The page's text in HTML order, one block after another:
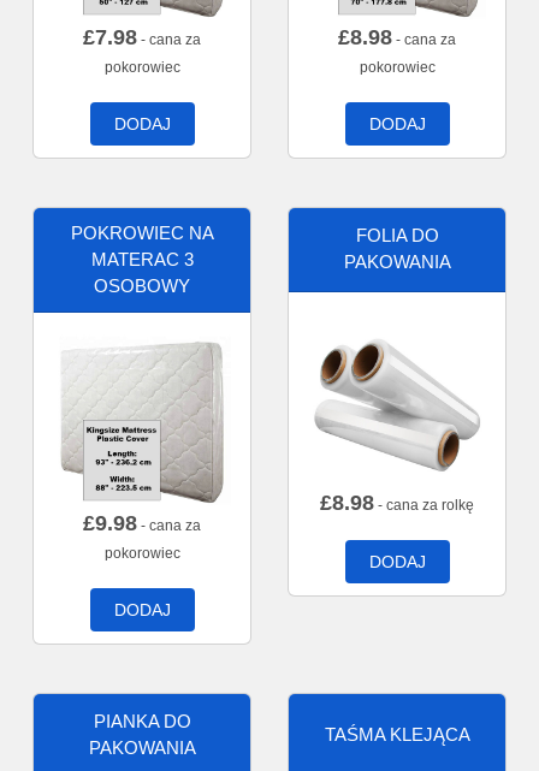
£7.98 - cana za
pokorowiec
DODAJ
£8.98 - cana za
pokorowiec
DODAJ
POKROWIEC NA
MATERAC 3
OSOBOWY
£9.98 - cana za
pokorowiec
DODAJ
FOLIA DO
PAKOWANIA
£8.98 - cana za rolkę
DODAJ
PIANKA DO
PAKOWANIA
TAŚMA KLEJĄCA